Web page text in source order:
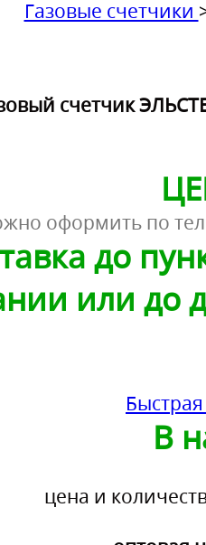
Газовые счетчики
счетчик
оформить по
до
или до
В
цена и